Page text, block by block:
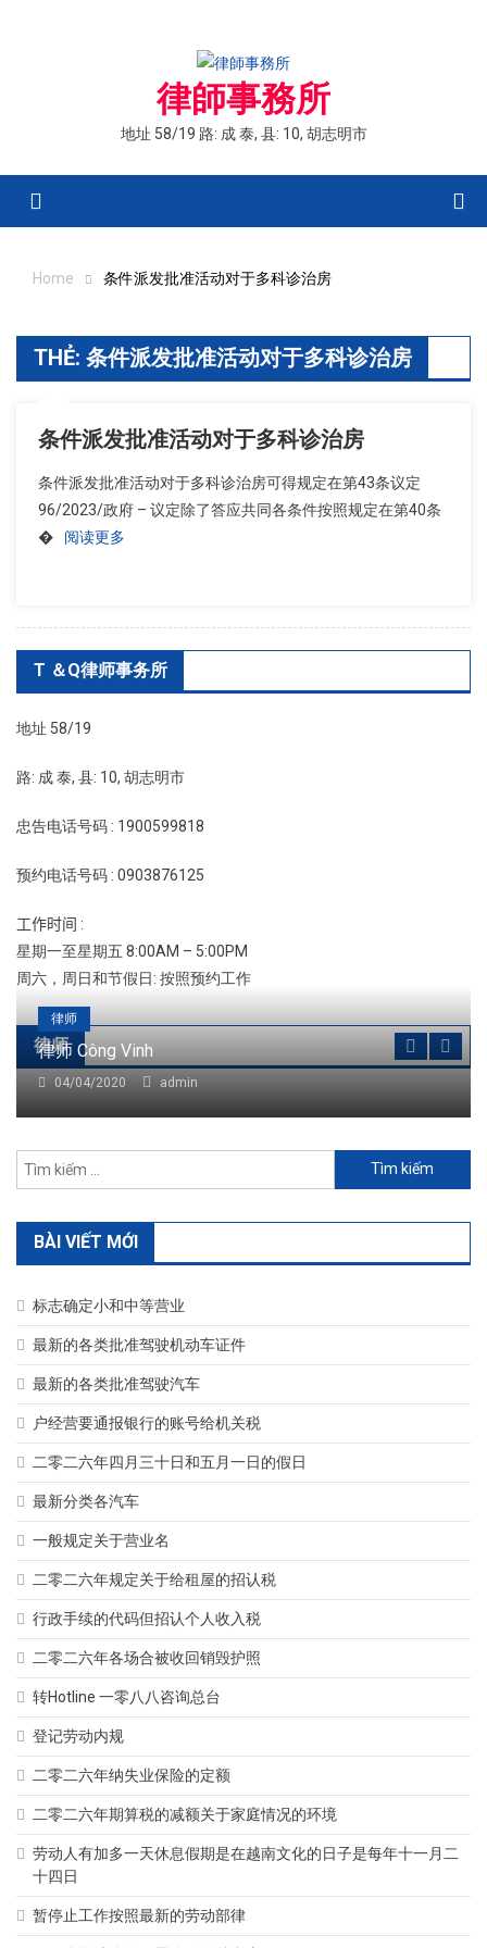
律師事務所
地址 58/19 路: 成 泰, 县: 10, 胡志明市
Home 条件派发批准活动对于多科诊治房
THẺ: 条件派发批准活动对于多科诊治房
条件派发批准活动对于多科诊治房
条件派发批准活动对于多科诊治房可得规定在第43条议定
96/2023/政府 – 议定除了答应共同各条件按照规定在第40条
�
阅读更多
T ＆Q律师事务所
地址 58/19
路: 成 泰, 县: 10, 胡志明市
忠告电话号码 : 1900599818
预约电话号码 : 0903876125
工作时间 :
星期一至星期五 8:00AM – 5:00PM
周六，周日和节假日: 按照预约工作
律师
律师
律师 Công Vinh
04/04/2020 admin
kiếm
BÀI VIẾT MỚI
标志确定小和中等营业
最新的各类批准驾驶机动车证件
最新的各类批准驾驶汽车
户经营要通报银行的账号给机关税
二零二六年四月三十日和五月一日的假日
最新分类各汽车
一般规定关于营业名
二零二六年规定关于给租屋的招认税
行政手续的代码但招认个人收入税
二零二六年各场合被收回销毁护照
转Hotline 一零八八咨询总台
登记劳动内规
二零二六年纳失业保险的定额
二零二六年期算税的减额关于家庭情况的环境
劳动人有加多一天休息假期是在越南文化的日子是每年十一月二
十四日
暂停止工作按照最新的劳动部律